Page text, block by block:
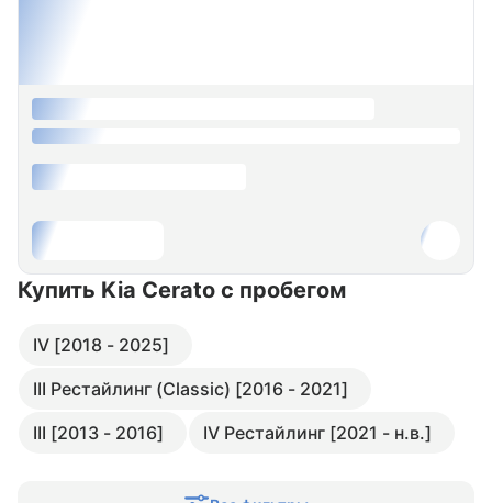
Купить Kia Cerato с пробегом
IV [2018 - 2025]
III Рестайлинг (Classic) [2016 - 2021]
III [2013 - 2016]
IV Рестайлинг [2021 - н.в.]